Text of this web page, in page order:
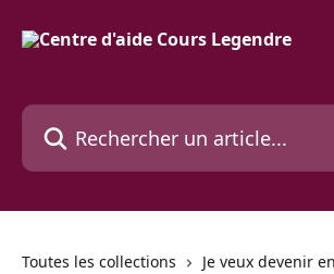
Rechercher un article...
Toutes les collections
Je veux devenir